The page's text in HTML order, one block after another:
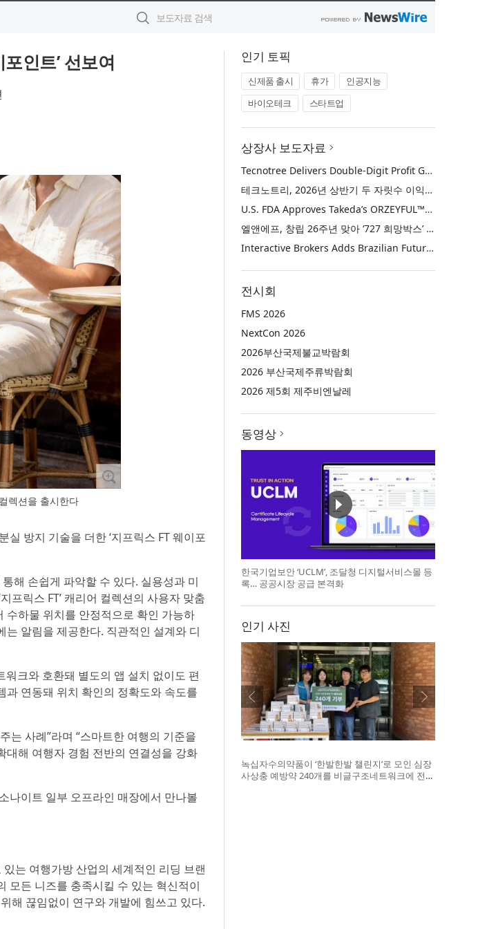
인트’ 선보여
렉션을 출시한다
방지 기술을 더한 ‘지프릭스 FT 웨이포
해 손쉽게 파악할 수 있다. 실용성과 미
프릭스 FT’ 캐리어 컬렉션의 사용자 맞춤
수하물 위치를 안정적으로 확인 가능하
알림을 제공한다. 직관적인 설계와 디
워크와 호환돼 별도의 앱 설치 없이도 편
연동돼 위치 확인의 정확도와 속도를
는 사례”라며 “스마트한 여행의 기준을
해 여행자 경험 전반의 연결성을 강화
나이트 일부 오프라인 매장에서 만나볼
는 여행가방 산업의 세계적인 리딩 브랜
모든 니즈를 충족시킬 수 있는 혁신적이
해 끊임없이 연구와 개발에 힘쓰고 있다.
인기 토픽
신제품 출시 휴가
인공지능
바이오테크
스타트업
상장사 보도자료
Tecnotree Delivers Double-Digit Profit Growth and Accelerated Deployment Momentum in H1 2026
테크노트리, 2026년 상반기 두 자릿수 이익 성장 및 글로벌 구축 가속화
U.S. FDA Approves Takeda’s ORZEYFUL™ (oveporexton), the First and Only Medicine to Treat the Underlying Cause of Narcolepsy Type 1
엘앤에프, 창립 26주년 맞아 ‘727 희망박스’ 나눔 캠페인 진행… 임직원과 함께 대구 지역사회 상생 실천
Interactive Brokers Adds Brazilian Futures through Brazil’s B3 Exchange
전시회
FMS 2026
NextCon 2026
2026부산국제불교박람회
2026 부산국제주류박람회
2026 제5회 제주비엔날레
동영상
한국기업보안 ‘UCLM’, 조달청 디지털서비스몰 등
록… 공공시장 공급 본격화
인기 사진
녹십자수의약품이 ‘한발한발 챌린지’로 모인 심장
사상충 예방약 240개를 비글구조네트워크에 전달